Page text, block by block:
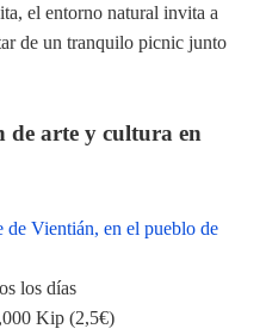
el entorno natural invita a
de un tranquilo picnic junto
de arte y cultura en
de Vientián, en el pueblo de
los días
Kip (2,5€)